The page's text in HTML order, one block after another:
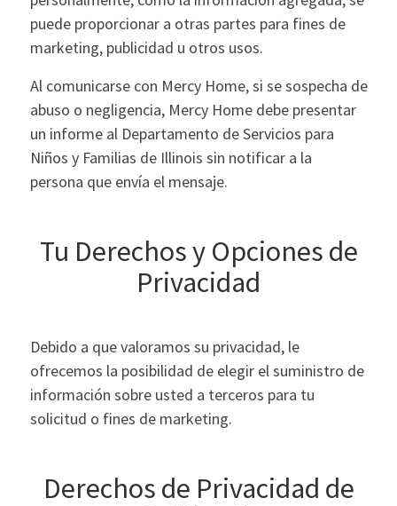
puede proporcionar a otras partes para fines de
marketing, publicidad u otros usos.
Al comunicarse con Mercy Home, si se sospecha de
abuso o negligencia, Mercy Home debe presentar
un informe al Departamento de Servicios para
Niños y Familias de Illinois sin notificar a la
persona que envía el mensaje.
Tu Derechos y Opciones de
Privacidad
Debido a que valoramos su privacidad, le
ofrecemos la posibilidad de elegir el suministro de
información sobre usted a terceros para tu
solicitud o fines de marketing.
Derechos de Privacidad de